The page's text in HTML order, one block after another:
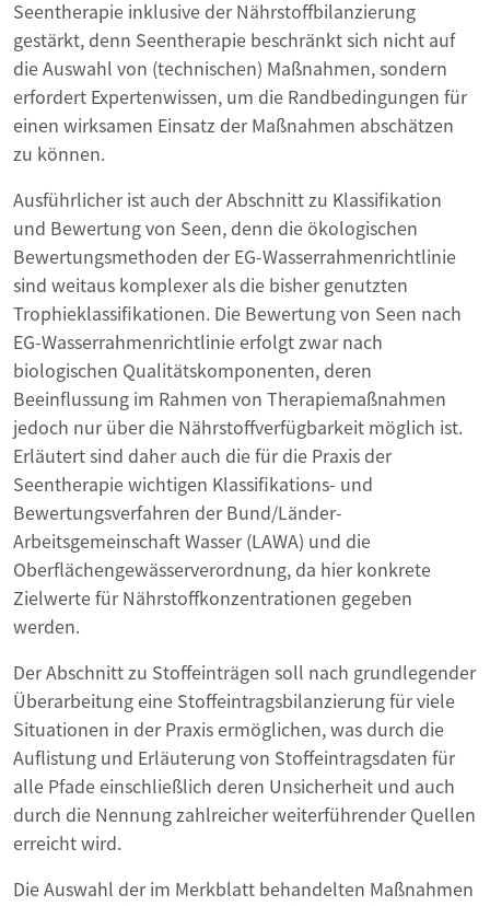
Seentherapie inklusive der Nährstoffbilanzierung
gestärkt, denn Seentherapie beschränkt sich nicht auf
die Auswahl von (technischen) Maßnahmen, sondern
erfordert Expertenwissen, um die Randbedingungen für
einen wirksamen Einsatz der Maßnahmen abschätzen
zu können.
Ausführlicher ist auch der Abschnitt zu Klassifikation
und Bewertung von Seen, denn die ökologischen
Bewertungsmethoden der EG-Wasserrahmenrichtlinie
sind weitaus komplexer als die bisher genutzten
Trophieklassifikationen. Die Bewertung von Seen nach
EG-Wasserrahmenrichtlinie erfolgt zwar nach
biologischen Qualitätskomponenten, deren
Beeinflussung im Rahmen von Therapiemaßnahmen
jedoch nur über die Nährstoffverfügbarkeit möglich ist.
Erläutert sind daher auch die für die Praxis der
Seentherapie wichtigen Klassifikations- und
Bewertungsverfahren der Bund/Länder-
Arbeitsgemeinschaft Wasser (LAWA) und die
Oberflächengewässerverordnung, da hier konkrete
Zielwerte für Nährstoffkonzentrationen gegeben
werden.
Der Abschnitt zu Stoffeinträgen soll nach grundlegender
Überarbeitung eine Stoffeintragsbilanzierung für viele
Situationen in der Praxis ermöglichen, was durch die
Auflistung und Erläuterung von Stoffeintragsdaten für
alle Pfade einschließlich deren Unsicherheit und auch
durch die Nennung zahlreicher weiterführender Quellen
erreicht wird.
Die Auswahl der im Merkblatt behandelten Maßnahmen